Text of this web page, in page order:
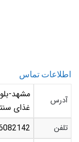
اطلاعات تماس
آدرس
غذای
تلفن